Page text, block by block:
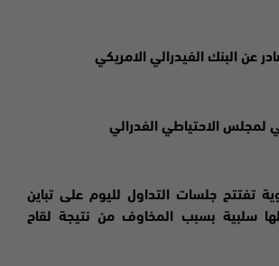
عن البنك الفيدرالي الامريكي
لمجلس الاحتياطي الفدرالي
تفتتح جلسات التداول لليوم على تباين
سلبية بسبب المخاوف من نتيجة لقاح